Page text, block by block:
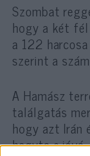
Szombat
hogy a két
a 122
szerint a
A Hamász
találgatás
hogy azt Irán
hagyta-e jóvá.